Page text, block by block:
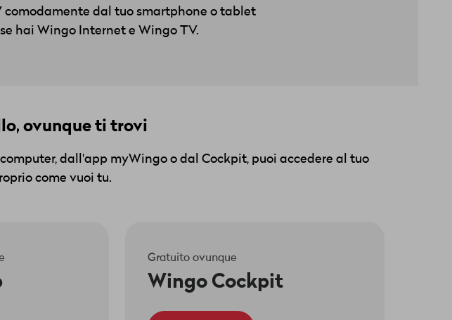
comodamente dal tuo smartphone o tablet
hai Wingo Internet e Wingo TV.
ovunque ti trovi
dall'app myWingo o dal Cockpit, puoi accedere al tuo
come vuoi tu.
Gratuito ovunque
Wingo Cockpit